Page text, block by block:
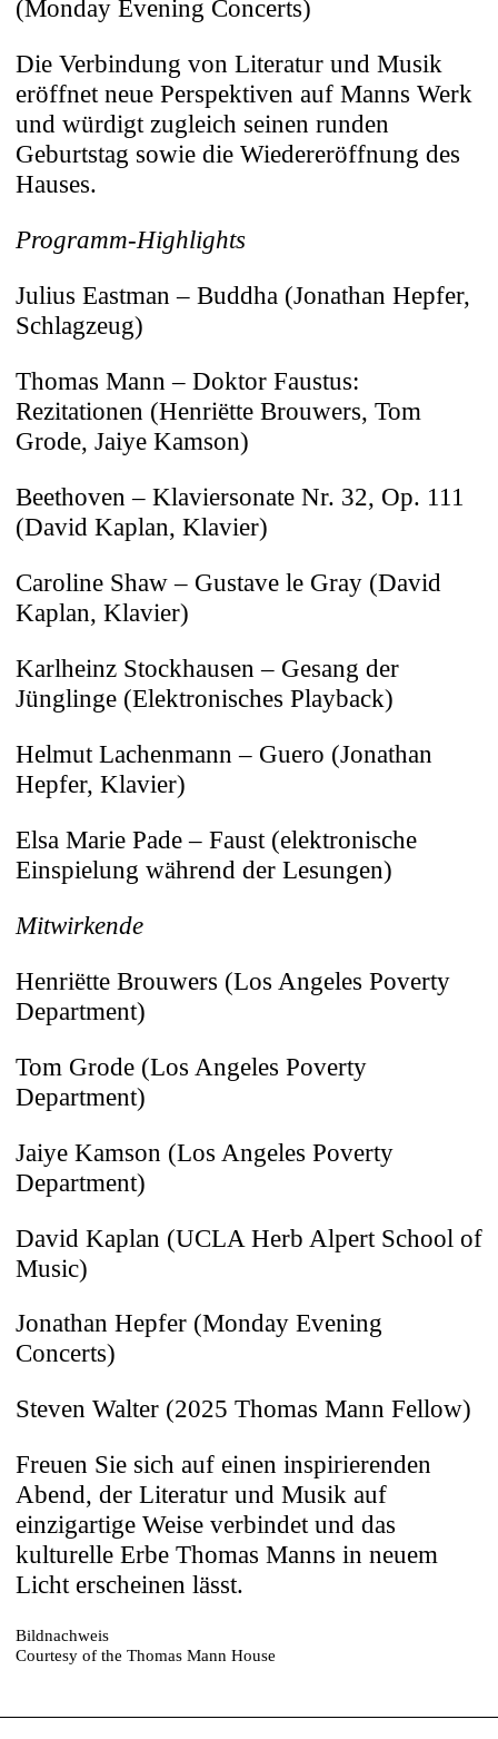
(Monday Evening Concerts)
Die Verbindung von Literatur und Musik
eröffnet neue Perspektiven auf Manns Werk
und würdigt zugleich seinen runden
Geburtstag sowie die Wiedereröffnung des
Hauses.
Programm-Highlights
Julius Eastman – Buddha (Jonathan Hepfer,
Schlagzeug)
Thomas Mann – Doktor Faustus:
Rezitationen (Henriëtte Brouwers, Tom
Grode, Jaiye Kamson)
Beethoven – Klaviersonate Nr. 32, Op. 111
(David Kaplan, Klavier)
Caroline Shaw – Gustave le Gray (David
Kaplan, Klavier)
Karlheinz Stockhausen – Gesang der
Jünglinge (Elektronisches Playback)
Helmut Lachenmann – Guero (Jonathan
Hepfer, Klavier)
Elsa Marie Pade – Faust (elektronische
Einspielung während der Lesungen)
Mitwirkende
Henriëtte Brouwers (Los Angeles Poverty
Department)
Tom Grode (Los Angeles Poverty
Department)
Jaiye Kamson (Los Angeles Poverty
Department)
David Kaplan (UCLA Herb Alpert School of
Music)
Jonathan Hepfer (Monday Evening
Concerts)
Steven Walter (2025 Thomas Mann Fellow)
Freuen Sie sich auf einen inspirierenden
Abend, der Literatur und Musik auf
einzigartige Weise verbindet und das
kulturelle Erbe Thomas Manns in neuem
Licht erscheinen lässt.
Bildnachweis
Courtesy of the Thomas Mann House
Diese Cookies gewährleisten die Stabilität
Website.
Inhalte Dritter
Unsere Website enthält Inhalte von
Drittanbietern (z. B. YouTube, Vimeo,
werden erst geladen, wenn Sie sich aktiv
der Inhalte stimmen Sie der
Datenübertragung an den jeweiligen
Spotify, Soundcloud).
Auswahl bestätigen